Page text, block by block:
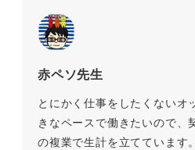
赤ペソ先生
とにかく仕事をしたくないオ
きなペースで働きたいので、
の複業で生計を立てています